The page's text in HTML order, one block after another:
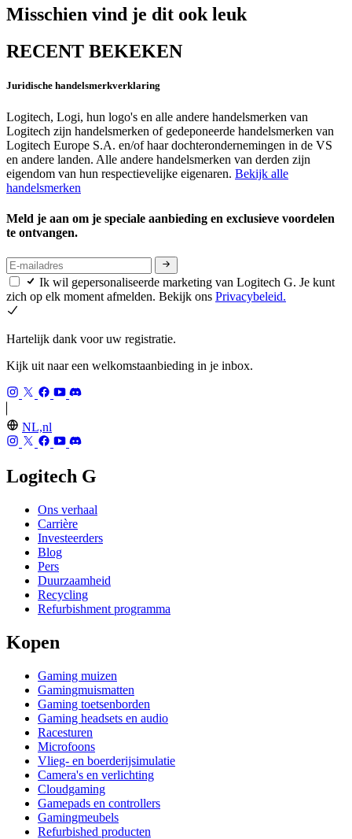
Misschien vind je dit ook leuk
RECENT BEKEKEN
Juridische handelsmerkverklaring
Logitech, Logi, hun logo's en alle andere handelsmerken van
Logitech zijn handelsmerken of gedeponeerde handelsmerken van
Logitech Europe S.A. en/of haar dochterondernemingen in de VS
en andere landen. Alle andere handelsmerken van derden zijn
eigendom van hun respectievelijke eigenaren. Bekijk alle
handelsmerken
Meld je aan om je speciale aanbieding en exclusieve voordelen
te ontvangen.
Ik wil gepersonaliseerde marketing van Logitech G. Je kunt
zich op elk moment afmelden. Bekijk ons Privacybeleid.
Hartelijk dank voor uw registratie.
Kijk uit naar een welkomstaanbieding in je inbox.
NL,nl
Logitech G
Ons verhaal
Carrière
Investeerders
Blog
Pers
Duurzaamheid
Recycling
Refurbishment programma
Kopen
Gaming muizen
Gamingmuismatten
Gaming toetsenborden
Gaming headsets en audio
Racesturen
Microfoons
Vlieg- en boerderijsimulatie
Camera's en verlichting
Cloudgaming
Gamepads en controllers
Gamingmeubels
Refurbished producten